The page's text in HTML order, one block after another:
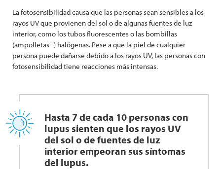
La fotosensibilidad causa que las personas sean sensibles a los
rayos UV que provienen del sol o de algunas fuentes de luz
interior, como los tubos fluorescentes o las bombillas
(ampolletas ) halógenas. Pese a que la piel de cualquier
persona puede dañarse debido a los rayos UV, las personas con
fotosensibilidad tiene reacciones más intensas.
Hasta 7 de cada 10 personas con
lupus sienten que los rayos UV
del sol o de fuentes de luz
interior empeoran sus síntomas
del lupus.